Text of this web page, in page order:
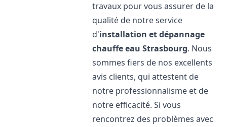
travaux pour vous assurer de la
qualité de notre service
d'installation et dépannage
chauffe eau Strasbourg. Nous
sommes fiers de nos excellents
avis clients, qui attestent de
notre professionnalisme et de
notre efficacité. Si vous
rencontrez des problèmes avec